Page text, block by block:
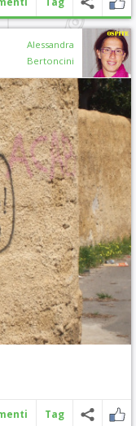
Alessandra
Bertoncini
Tag